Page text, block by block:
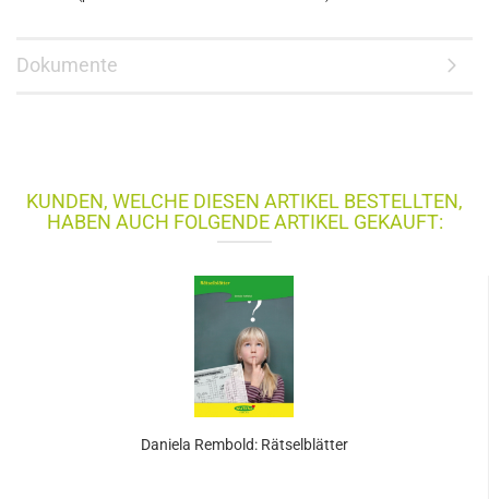
Dokumente
KUNDEN, WELCHE DIESEN ARTIKEL BESTELLTEN,
HABEN AUCH FOLGENDE ARTIKEL GEKAUFT:
Daniela Rembold: Rätselblätter